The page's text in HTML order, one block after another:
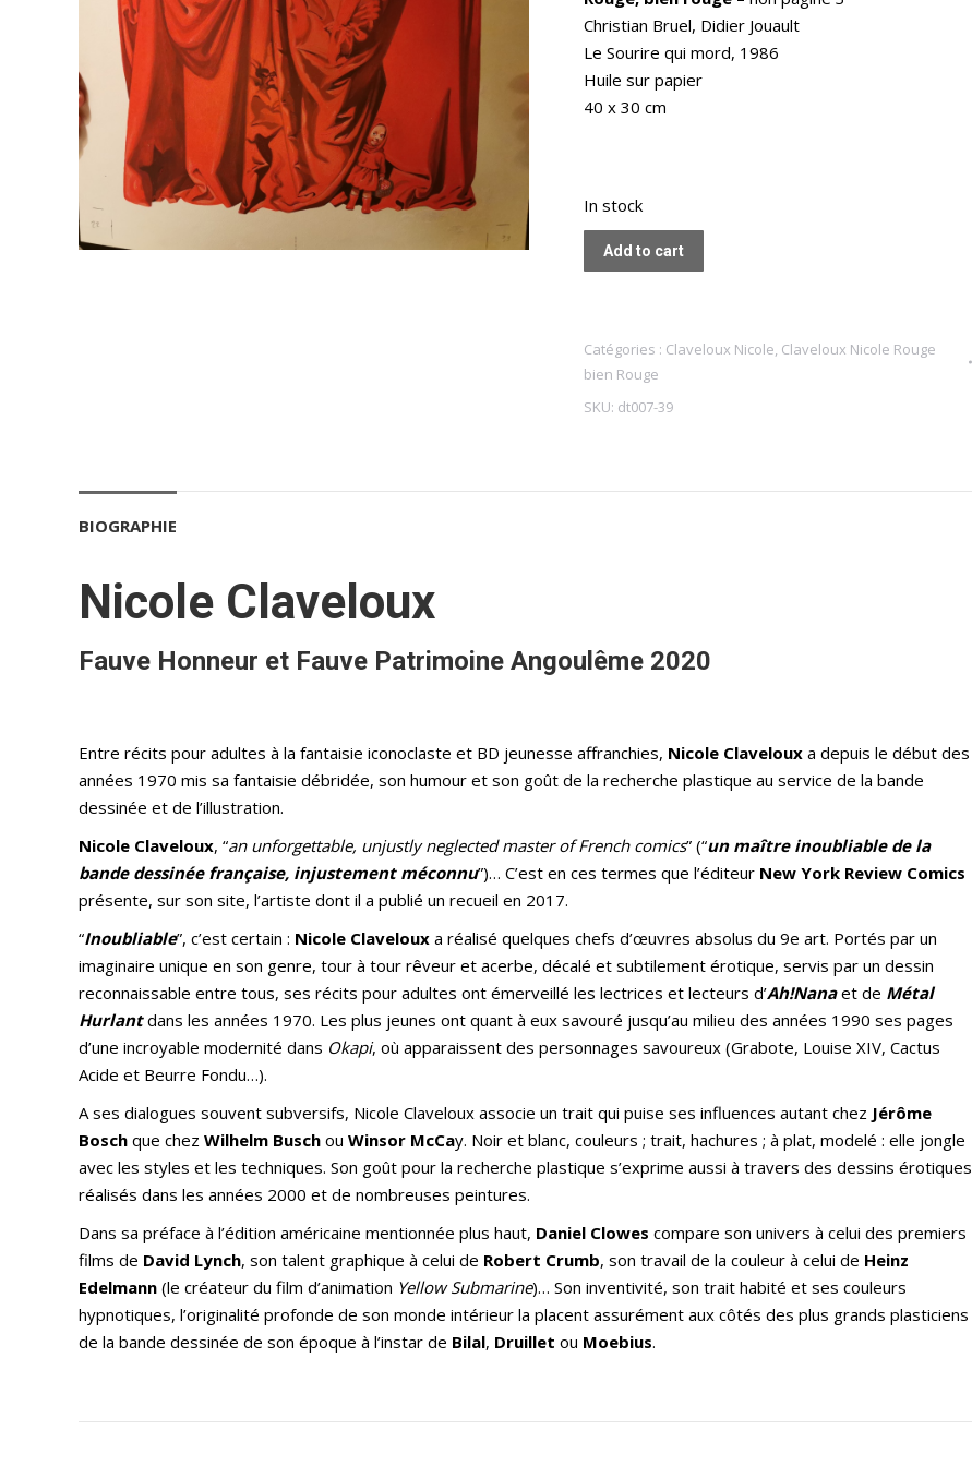
Christian Bruel, Didier Jouault
Le Sourire qui mord, 1986
Huile sur papier
40 x 30 cm
In stock
Add to cart
Catégories : Claveloux Nicole, Claveloux Nicole Rouge
bien Rouge
SKU: dt007-39
BIOGRAPHIE
Nicole Claveloux
Fauve Honneur et Fauve Patrimoine Angoulême 2020
Entre récits pour adultes à la fantaisie iconoclaste et BD jeunesse affranchies, Nicole Claveloux a depuis le début des
années 1970 mis sa fantaisie débridée, son humour et son goût de la recherche plastique au service de la bande
dessinée et de l’illustration.
Nicole Claveloux, “an unforgettable, unjustly neglected master of French comics” (“un maître inoubliable de la
bande dessinée française, injustement méconnu”)… C’est en ces termes que l’éditeur New York Review Comics
présente, sur son site, l’artiste dont il a publié un recueil en 2017.
“Inoubliable”, c’est certain : Nicole Claveloux a réalisé quelques chefs d’œuvres absolus du 9e art. Portés par un
imaginaire unique en son genre, tour à tour rêveur et acerbe, décalé et subtilement érotique, servis par un dessin
reconnaissable entre tous, ses récits pour adultes ont émerveillé les lectrices et lecteurs d’Ah!Nanaet de Métal
Hurlant dans les années 1970. Les plus jeunes ont quant à eux savouré jusqu’au milieu des années 1990 ses pages
d’une incroyable modernité dans Okapi, où apparaissent des personnages savoureux (Grabote, Louise XIV, Cactus
Acide et Beurre Fondu…).
A ses dialogues souvent subversifs, Nicole Claveloux associe un trait qui puise ses influences autant chez Jérôme
Bosch que chez Wilhelm Busch ou Winsor McCay. Noir et blanc, couleurs ; trait, hachures ; à plat, modelé : elle jongle
avec les styles et les techniques. Son goût pour la recherche plastique s’exprime aussi à travers des dessins érotiques
réalisés dans les années 2000 et de nombreuses peintures.
Dans sa préface à l’édition américaine mentionnée plus haut, Daniel Clowes compare son univers à celui des premiers
films de David Lynch, son talent graphique à celui de Robert Crumb, son travail de la couleur à celui de Heinz
Edelmann (le créateur du film d’animation Yellow Submarine)… Son inventivité, son trait habité et ses couleurs
hypnotiques, l’originalité profonde de son monde intérieur la placent assurément aux côtés des plus grands plasticiens
de la bande dessinée de son époque à l’instar de Bilal, Druillet ou Moebius.